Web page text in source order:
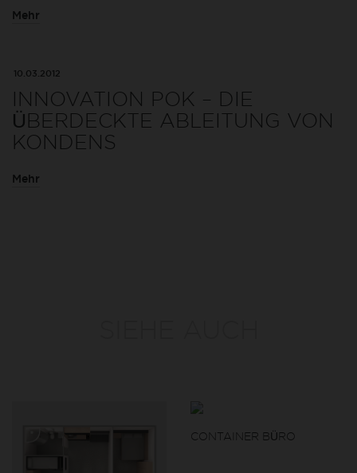
Mehr
10.03.2012
INNOVATION POK – DIE
ÜBERDECKTE ABLEITUNG VON
KONDENS
Mehr
CONTAINER BÜRO